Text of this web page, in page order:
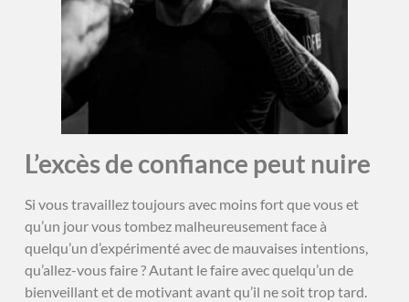
L’excès de confiance peut nuire
Si vous travaillez toujours avec moins fort que vous et
qu’un jour vous tombez malheureusement face à
quelqu’un d’expérimenté avec de mauvaises intentions,
qu’allez-vous faire ? Autant le faire avec quelqu’un de
bienveillant et de motivant avant qu’il ne soit trop tard.